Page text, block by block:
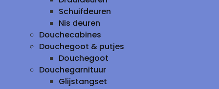
Schuifdeuren
Nis deuren
Douchecabines
Douchegoot & putjes
Douchegoot
Douchegarnituur
Glijstangset